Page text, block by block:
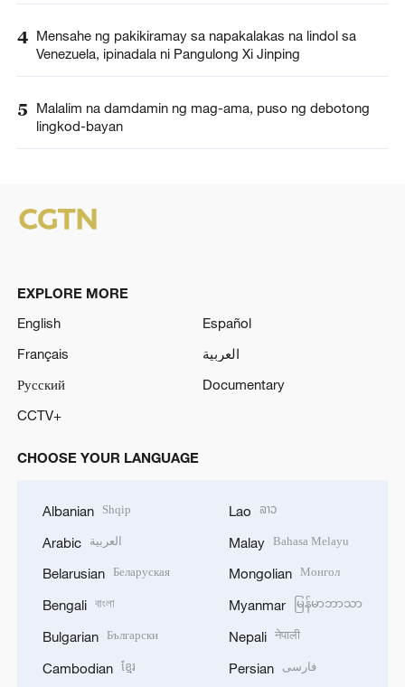
4 Mensahe ng pakikiramay sa napakalakas na lindol sa
Venezuela, ipinadala ni Pangulong Xi Jinping
5
Malalim na damdamin ng mag-ama, puso ng debotong
lingkod-bayan
EXPLORE MORE
English
Español
Français
العربية
Русский
Documentary
CCTV+
CHOOSE YOUR LANGUAGE
Albanian Shqip
Arabic العربية
Belarusian Беларуская
Bengali বাংলা
Bulgarian Български
Cambodian ខ្មែរ
Lao ລາວ
Malay Bahasa Melayu
Mongolian Монгол
Myanmar မြန်မာဘာသာ
Nepali नेपाली
Persian فارسی